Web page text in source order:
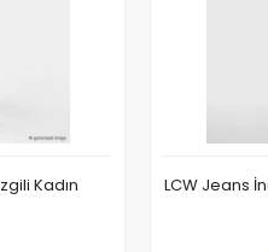
Kadın
LCW Jeans